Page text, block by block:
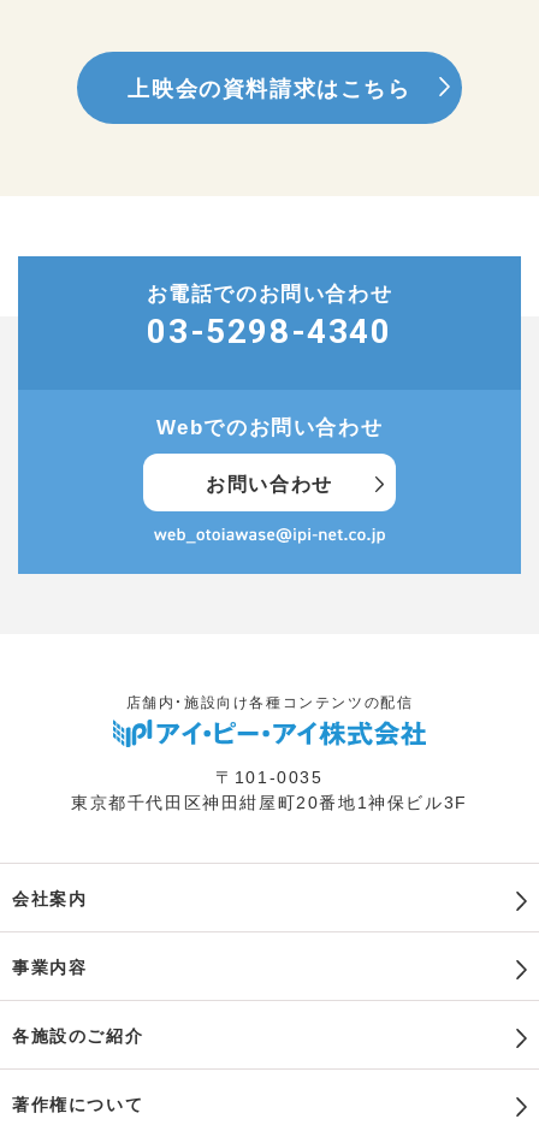
上映会の資料請求はこちら
お電話でのお問い合わせ
03-5298-4340
Webでのお問い合わせ
お問い合わせ
店舗内・施設向け各種コンテンツの配信
〒101-0035
東京都千代田区神田紺屋町20番地1神保ビル3F
会社案内
事業内容
各施設のご紹介
著作権について